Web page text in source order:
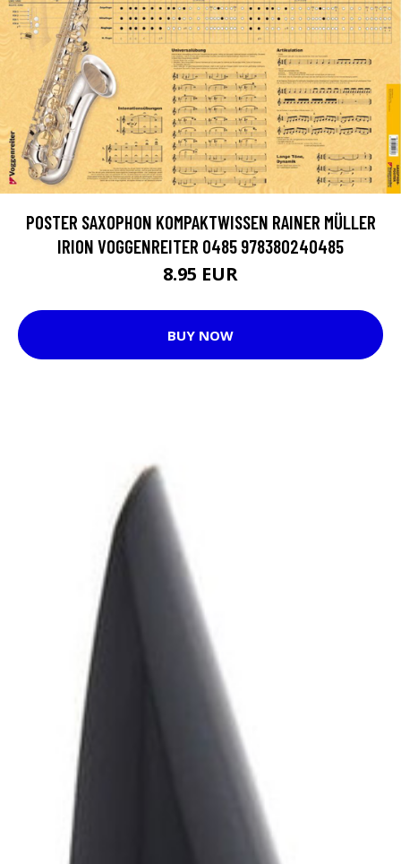
POSTER SAXOPHON KOMPAKTWISSEN RAINER MÜLLER
IRION VOGGENREITER 0485 978380240485
8.95 EUR
BUY NOW